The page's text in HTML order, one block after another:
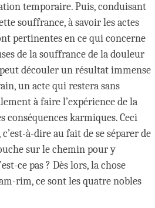
temporaire. Puis, conduisant
souffrance, à savoir les actes
pertinentes en ce qui concerne
de la souffrance de la douleur
peut découler un résultat immense
un acte qui restera sans
à faire l’expérience de la
conséquences karmiques. Ceci
à-dire au fait de se séparer de
sur le chemin pour y
ce pas ? Dès lors, la chose
rim, ce sont les quatre nobles